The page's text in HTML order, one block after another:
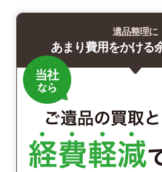
遺品整理に
あまり費用をかける